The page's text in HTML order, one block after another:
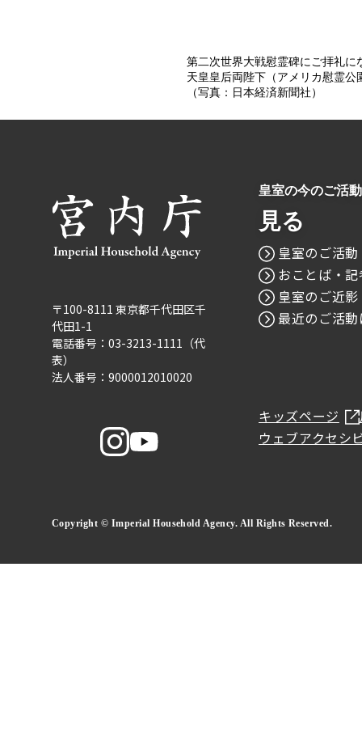
第二次世界大戦慰霊碑にご拝礼に
天皇皇后両陛下（アメリカ慰霊公
（写真：日本経済新聞社）
〒100-8111 東京都千代田区千
代田1-1
電話番号：03-3213-1111（代
表）
法人番号：9000012010020
皇室の今のご活
見る
皇室のご活
おことば・
皇室のご近影
最近のご活
キッズページ
ウェブアクセシ
Copyright © Imperial Household Agency. All Rights Reserved.